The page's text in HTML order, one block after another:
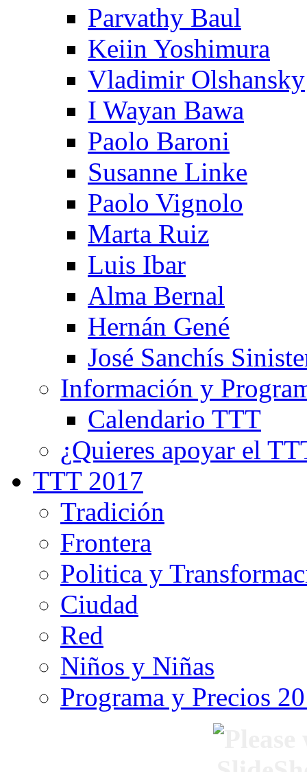
Parvathy Baul
Keiin Yoshimura
Vladimir Olshansky
I Wayan Bawa
Paolo Baroni
Susanne Linke
Paolo Vignolo
Marta Ruiz
Luis Ibar
Alma Bernal
Hernán Gené
José Sanchís
Información y
Calendario TTT
¿Quieres apoyar el
TTT 2017
Tradición
Frontera
Politica y
Ciudad
Red
Niños y Niñas
Programa y Precios